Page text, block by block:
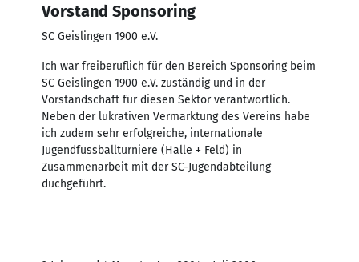
Vorstand Sponsoring
SC Geislingen 1900 e.V.
Ich war freiberuflich für den Bereich Sponsoring beim
SC Geislingen 1900 e.V. zuständig und in der
Vorstandschaft für diesen Sektor verantwortlich.
Neben der lukrativen Vermarktung des Vereins habe
ich zudem sehr erfolgreiche, internationale
Jugendfussballturniere (Halle + Feld) in
Zusammenarbeit mit der SC-Jugendabteilung
duchgeführt.